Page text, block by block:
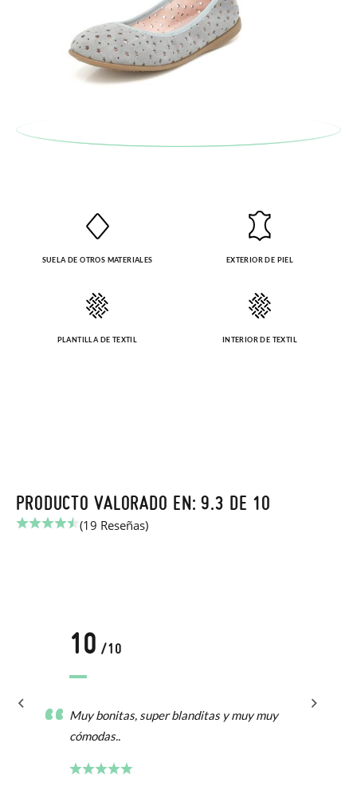
SUELA DE OTROS MATERIALES EXTERIOR DE PIEL
PLANTILLA DE TEXTIL INTERIOR DE TEXTIL
PRODUCTO VALORADO EN: 9.3 DE 10
(19 Reseñas)
10 /10
Muy bonitas, super blanditas y muy muy
cómodas..